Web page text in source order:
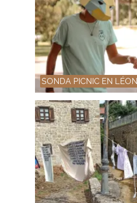
SONDA PICNIC EN